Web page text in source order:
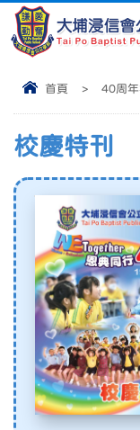
首頁 > 40周
校慶特刊